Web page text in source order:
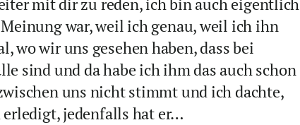
mit dir zu reden, ich bin auch eigentlich
war, weil ich genau, weil ich ihn
wo wir uns gesehen haben, dass bei
sind und da habe ich ihm das auch schon
uns nicht stimmt und ich dachte,
erledigt, jedenfalls hat er…